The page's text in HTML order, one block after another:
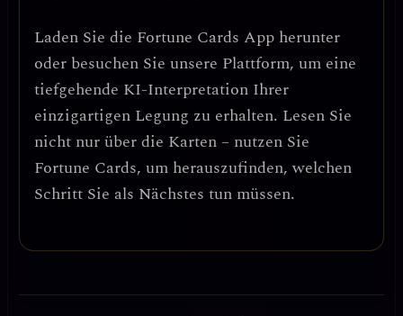
Laden Sie die Fortune Cards App herunter
oder besuchen Sie unsere Plattform, um eine
tiefgehende KI-Interpretation Ihrer
einzigartigen Legung zu erhalten. Lesen Sie
nicht nur über die Karten – nutzen Sie
Fortune Cards, um herauszufinden, welchen
Schritt Sie als Nächstes tun müssen.